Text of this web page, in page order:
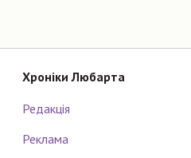
Хроніки Любарта
Редакція
Реклама